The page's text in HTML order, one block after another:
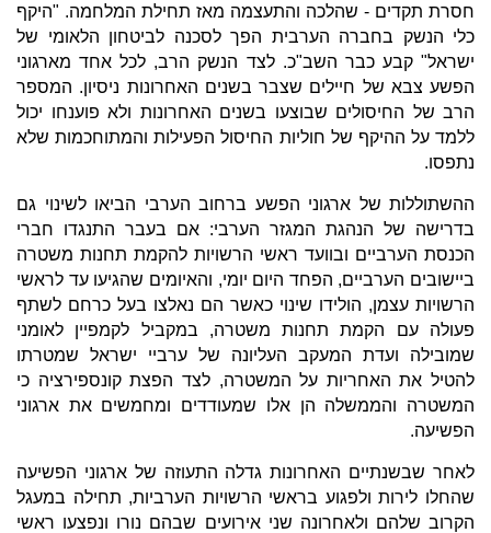
חסרת תקדים - שהלכה והתעצמה מאז תחילת המלחמה. "היקף
כלי הנשק בחברה הערבית הפך לסכנה לביטחון הלאומי של
ישראל" קבע כבר השב"כ. לצד הנשק הרב, לכל אחד מארגוני
הפשע צבא של חיילים שצבר בשנים האחרונות ניסיון. המספר
הרב של החיסולים שבוצעו בשנים האחרונות ולא פוענחו יכול
ללמד על ההיקף של חוליות החיסול הפעילות והמתוחכמות שלא
נתפסו.
ההשתוללות של ארגוני הפשע ברחוב הערבי הביאו לשינוי גם
בדרישה של הנהגת המגזר הערבי: אם בעבר התנגדו חברי
הכנסת הערביים ובוועד ראשי הרשויות להקמת תחנות משטרה
ביישובים הערביים, הפחד היום יומי, והאיומים שהגיעו עד לראשי
הרשויות עצמן, הולידו שינוי כאשר הם נאלצו בעל כרחם לשתף
פעולה עם הקמת תחנות משטרה, במקביל לקמפיין לאומני
שמובילה ועדת המעקב העליונה של ערביי ישראל שמטרתו
להטיל את האחריות על המשטרה, לצד הפצת קונספירציה כי
המשטרה והממשלה הן אלו שמעודדים ומחמשים את ארגוני
הפשיעה.
לאחר שבשנתיים האחרונות גדלה התעוזה של ארגוני הפשיעה
שהחלו לירות ולפגוע בראשי הרשויות הערביות, תחילה במעגל
הקרוב שלהם ולאחרונה שני אירועים שבהם נורו ונפצעו ראשי